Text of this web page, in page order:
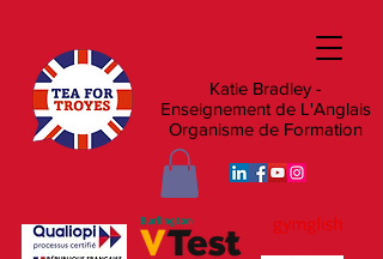
Katie Bradley -
Enseignement de L'Anglais
Organisme de Formation